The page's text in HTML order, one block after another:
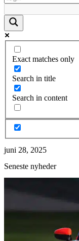
Exact matches only
Search in title
Search in content
juni 28, 2025
Seneste nyheder